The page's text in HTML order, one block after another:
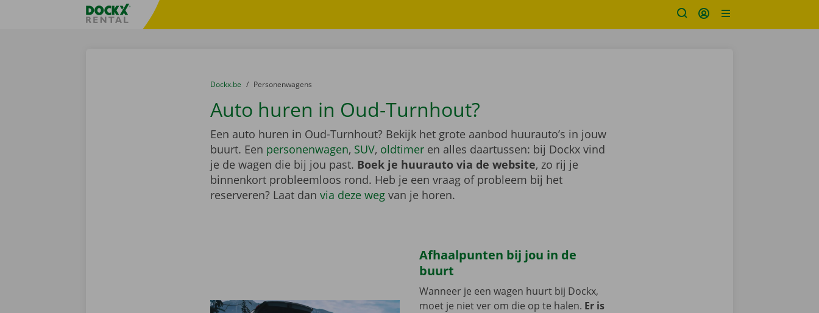
Taalselectie overslaanFratello DEMO
U bevindt zich hier:
van
Dockx.be naar
Personenwagens
Auto huren in Oud-Turnhout?
Een auto huren in Oud-Turnhout? Bekijk het grote aanbod huurauto’s in jouw
buurt. Een personenwagen, SUV, oldtimeren alles daartussen: bij Dockx vind
je de wagen die bij jou past. Boek je huurauto via de website, zo rij je
binnenkort probleemloos rond. Heb je een vraag of probleem bij het
reserveren? Laat dan via deze wegvan je horen.
Afhaalpunten bij jou in de
buurt
Wanneer je een wagen huurt bij Dockx,
moet je niet ver om die op te halen. Er is